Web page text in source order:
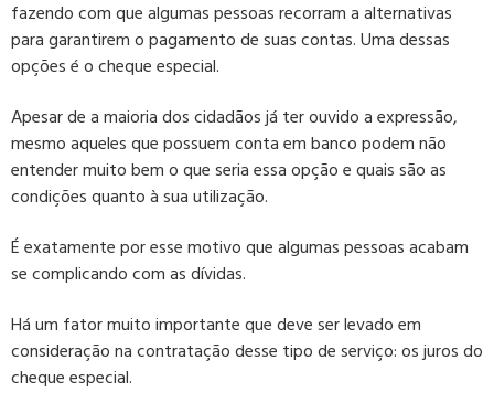
fazendo com que algumas pessoas recorram a alternativas
para garantirem o pagamento de suas contas.Uma dessas
opções é o cheque especial.
Apesar de a maioria dos cidadãos já ter ouvido a expressão,
mesmo aqueles que possuem conta em banco podem não
entender muito bem o que seria essa opção e quais são as
condições quanto à sua utilização.
É exatamente por esse motivo que algumas pessoas acabam
se complicando com as dívidas.
Há um fator muito importanteque deve ser levado em
consideração na contratação desse tipo de serviço: osjuros do
cheque especial.